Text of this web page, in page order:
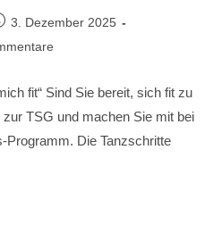
3. Dezember 2025
fit“ Sind Sie bereit, sich fit zu
TSG und machen Sie mit bei
Programm. Die Tanzschritte